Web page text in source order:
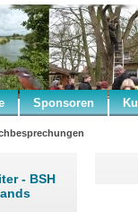
Sponsoren
- BSH